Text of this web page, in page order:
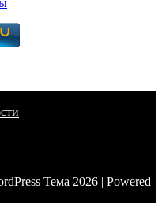
Тема 2026 | Powered